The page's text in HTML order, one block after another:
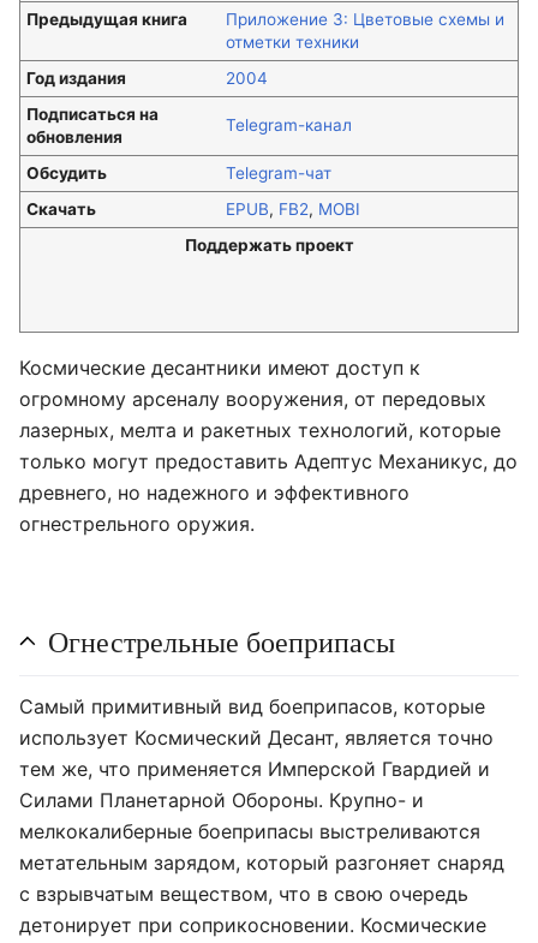
Предыдущая книга
Приложение 3: Цветовые схемы и
отметки техники
Год издания
2004
Подписаться на
обновления
Telegram-канал
Обсудить
Telegram-чат
Скачать
EPUB, FB2, MOBI
Поддержать проект
Космические десантники имеют доступ к
огромному арсеналу вооружения, от передовых
лазерных, мелта и ракетных технологий, которые
только могут предоставить Адептус Механикус, до
древнего, но надежного и эффективного
огнестрельного оружия.
Огнестрельные боеприпасы
Самый примитивный вид боеприпасов, которые
использует Космический Десант, является точно
тем же, что применяется Имперской Гвардией и
Силами Планетарной Обороны. Крупно- и
мелкокалиберные боеприпасы выстреливаются
метательным зарядом, который разгоняет снаряд
с взрывчатым веществом, что в свою очередь
детонирует при соприкосновении. Космические